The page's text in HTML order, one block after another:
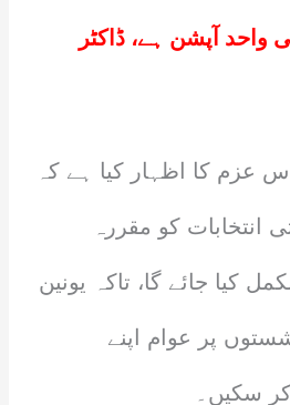
واحد آپشن ہے، ڈاکٹر
عزم کا اظہار کیا ہے کہ
انتخابات کو مقررہ
کیا جائے گا، تاکہ یونین
پر عوام اپنے
کر سکیں۔